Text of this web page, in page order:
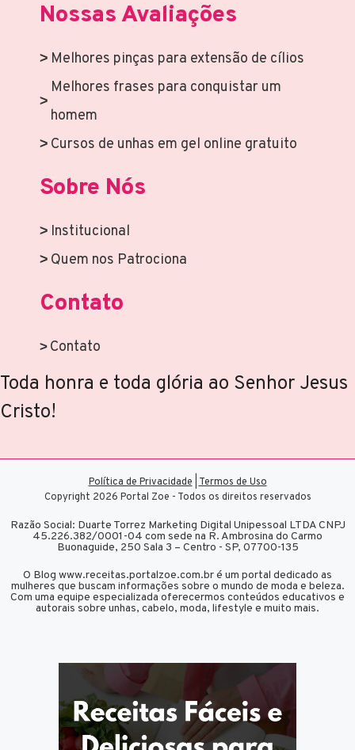
Nossas Avaliações
Melhores pinças para extensão de cílios
Melhores frases para conquistar um
homem
Cursos de unhas em gel online gratuito
Sobre Nós
Institucional
Quem nos Patrociona
Contato
Contato
Toda honra e toda glória ao Senhor Jesus
Cristo!
Política de Privacidade
Termos de Uso
Copyright 2026 Portal Zoe - Todos os direitos reservados
Razão Social: Duarte Torrez Marketing Digital Unipessoal LTDA CNPJ
45.226.382/0001-04 com sede na R. Ambrosina do Carmo
Buonaguide, 250 Sala 3 – Centro - SP, 07700-135
O Blog www.receitas.portalzoe.com.br é um portal dedicado as
mulheres que buscam informações sobre o mundo de moda e beleza.
Com uma equipe especializada oferecermos conteúdos educativos e
autorais sobre unhas, cabelo, moda, lifestyle e muito mais.